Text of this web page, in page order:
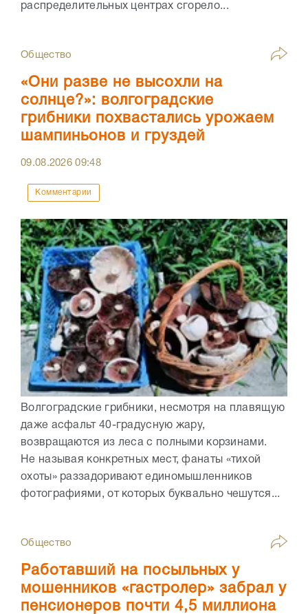
распределительных центрах сгорело...
Общество
«Они разве не высохли на
солнце?»: волгоградские
грибники похвастались урожаем
шампиньонов и груздей
09.08.202609:48
Комментарии
Волгоградские грибники, несмотря на плавящую
даже асфальт 40-градусную жару,
возвращаются из леса с полными корзинами.
Не называя конкретных мест, фанаты «тихой
охоты» раззадоривают единомышленников
фотографиями, от которых буквально чешутся...
Общество
Работавший на посыльных у
мошенников «гастролер» забрал у
пенсионеров почти 4,5 миллиона